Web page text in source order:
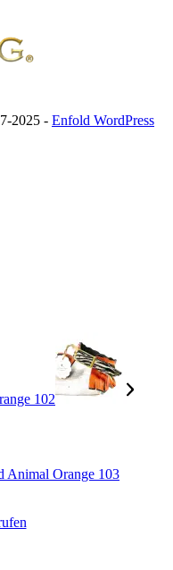
2025 - Enfold WordPress
102
Animal Orange 103